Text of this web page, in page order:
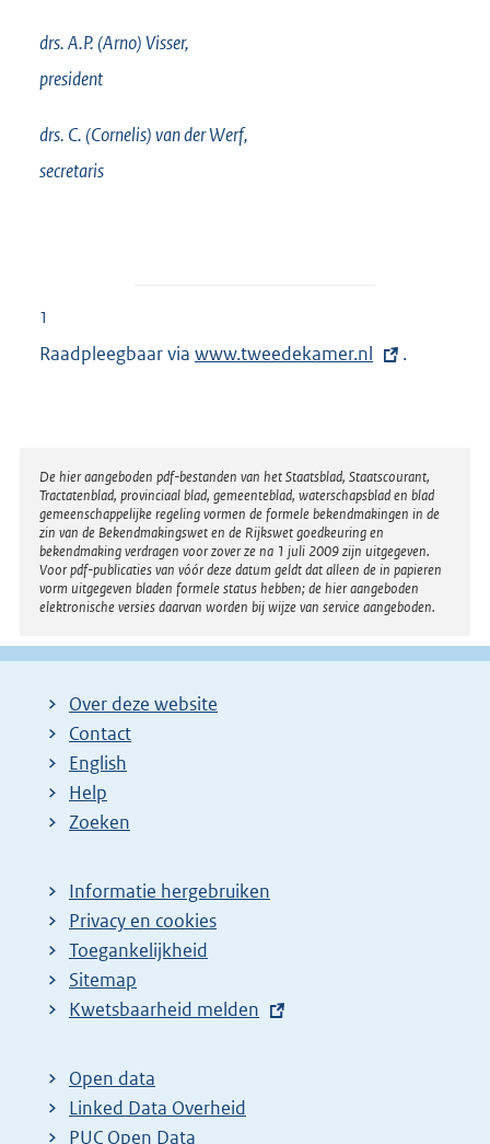
drs. A.P. (Arno)Visser,
president
drs. C. (Cornelis) van derWerf,
secretaris
1
Raadpleegbaar via E
r
n
e
l
i
n
k
www.tweedekamer.nl .
Disclaimer
De hier aangeboden pdf-bestanden van het Staatsblad, Staatscourant,
Tractatenblad, provinciaal blad, gemeenteblad, waterschapsblad en blad
gemeenschappelijke regeling vormen de formele bekendmakingen in de
zin van de Bekendmakingswet en de Rijkswet goedkeuring en
bekendmaking verdragen voor zover ze na 1 juli 2009 zijn uitgegeven.
Voor pdf-publicaties van vóór deze datum geldt dat alleen de in papieren
vorm uitgegeven bladen formele status hebben; de hier aangeboden
elektronische versies daarvan worden bij wijze van service aangeboden.
Over deze website
Contact
English
Help
Zoeken
Informatie hergebruiken
Privacy en cookies
Toegankelijkheid
Sitemap
E
t
e
r
Kwetsbaarheid melden
Open data
Linked Data Overheid
PUC Open Data